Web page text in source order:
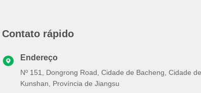
Contato rápido
Endereço
Nº 151, Dongrong Road, Cidade de Bacheng, Cidade de
Kunshan, Província de Jiangsu